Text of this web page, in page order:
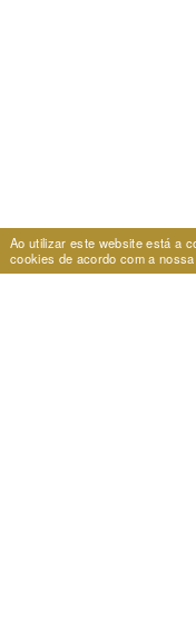
Ao utilizar este website está a
cookies de acordo com a